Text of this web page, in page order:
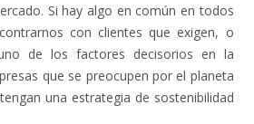
Si hay algo en común en todos
con clientes que exigen, o
de los factores decisorios en la
que se preocupen por el planeta
una estrategia de sostenibilidad